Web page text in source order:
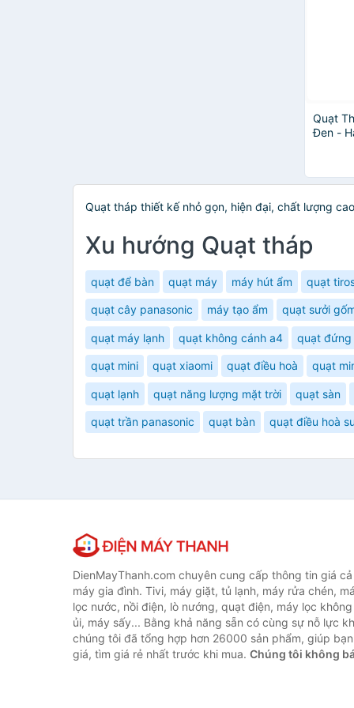
Quạt
Đen -
Quạt tháp thiết kế nhỏ gọn, hiện đại, chất lượng
Xu hướng Quạt tháp
quạt để bàn quạt máy máy hút ẩm quạt
quạt cây panasonic máy tạo ẩm quạt sưởi
quạt máy lạnh quạt không cánh a4 quạt đứng
quạt mini quạt xiaomi quạt điều hoà quạt
quạt lạnh quạt năng lượng mặt trời quạt sàn
quạt trần panasonic quạt bàn quạt điều hoà
DienMayThanh.com chuyên cung cấp thông tin giá
máy gia đình. Tivi, máy giặt, tủ lạnh, máy rửa chén,
lọc nước, nồi điện, lò nướng, quạt điện, máy lọc
ủi, máy sấy... Bằng khả năng sẵn có cùng sự nỗ lực
chúng tôi đã tổng hợp hơn 26000 sản phẩm, giúp
giá, tìm giá rẻ nhất trước khi mua. Chúng tôi không